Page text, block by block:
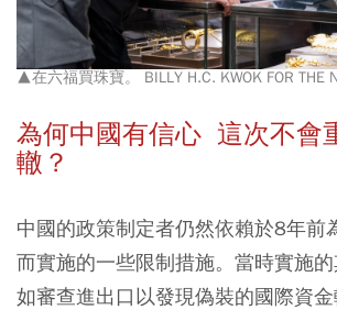
▲在六福買珠寶。 BILLY H.C. KWOK FOR THE
為何中國有信心 這次不會
轍？
中國的政策制定者仍然依賴於8年前
而實施的一些限制措施。當時實施的
如審查進出口以發現偽裝的國際資